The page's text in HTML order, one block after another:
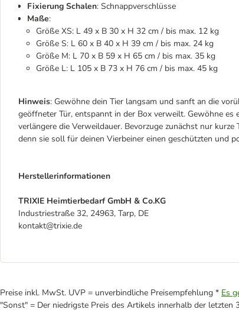
Fixierung Schalen: Schnappverschlüsse
Maße:
Größe XS: L 49 x B 30 x H 32 cm / bis max. 12 kg
Größe S: L 60 x B 40 x H 39 cm / bis max. 24 kg
Größe M: L 70 x B 59 x H 65 cm / bis max. 35 kg
Größe L: L 105 x B 73 x H 76 cm / bis max. 45 kg
Hinweis: Gewöhne dein Tier langsam und sanft an die
geöffneter Tür, entspannt in der Box verweilt. Gewöhne
verlängere die Verweildauer. Bevorzuge zunächst nur
denn sie soll für deinen Vierbeiner einen geschützten und
Herstellerinformationen
TRIXIE Heimtierbedarf GmbH & Co.KG
Industriestraße 32, 24963, Tarp, DE
kontakt@trixie.de
Preise inkl. MwSt. UVP = unverbindliche Preisempfehlung * Es
"Sonst" = Der niedrigste Preis des Artikels innerhalb der letzten